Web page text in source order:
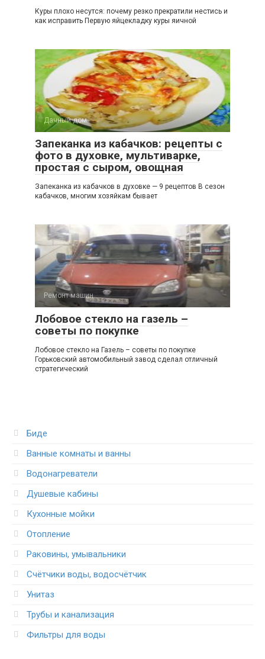
Куры плохо несутся: почему резко прекратили нестись и
как исправить Первую яйцекладку куры яичной
Дачный дом
Запеканка из кабачков: рецепты с
фото в духовке, мультиварке,
простая с сыром, овощная
Запеканка из кабачков в духовке — 9 рецептов В сезон
кабачков, многим хозяйкам бывает
Ремонт машин
Лобовое стекло на газель –
советы по покупке
Лобовое стекло на Газель – советы по покупке
Горьковский автомобильный завод сделал отличный
стратегический
Биде
Ванные комнаты и ванны
Водонагреватели
Душевые кабины
Кухонные мойки
Отопление
Раковины, умывальники
Счётчики воды, водосчётчик
Унитаз
Трубы и канализация
Фильтры для воды